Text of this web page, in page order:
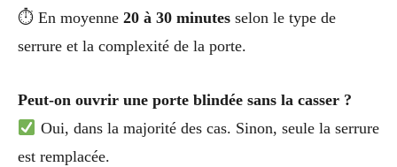
⏱ En moyenne 20 à 30 minutes selon le type de
serrure et la complexité de la porte.
Peut-on ouvrir une porte blindée sans la casser ?
Oui, dans la majorité des cas. Sinon, seule la serrure
est remplacée.